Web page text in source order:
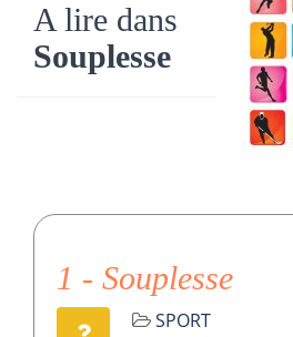
A lire dans
Souplesse
1 - Souplesse
SPORT